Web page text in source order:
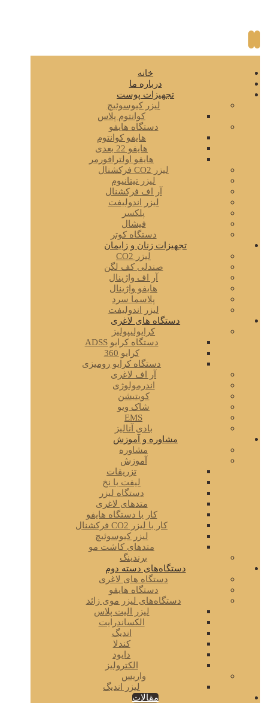
خانه
درباره ما
تجهیزات پوست
لیزر کیوسوئیچ
کوانتوم پلاس
دستگاه هایفو
هایفو کوانتوم
هایفو 22 بعدی
هایفو اولترافورمر
لیزر CO2 فرکشنال
لیزر تیتانیوم
آر اف فرکشنال
لیزر اندولیفت
پلکسر
فیشال
دستگاه کوتر
تجهیزات زنان و زایمان
لیزر CO2
صندلی کف لگن
آر اف واژینال
هایفو واژینال
پلاسما سرد
لیزر اندولیفت
دستگاه های لاغری
کرایولیپولیز
دستگاه کرایو ADSS
کرایو 360
دستگاه کرایو رومیزی
آر اف لاغری
اندرمولوژی
کویتیشن
شاک ویو
EMS
بادی آنالیز
مشاوره و آموزش
مشاوره
آموزش
تزریقات
لیفت با نخ
دستگاه لیزر
متدهای لاغری
کار با دستگاه هایفو
کار با لیزر CO2 فرکشنال
لیزر کیوسوئیچ
متدهای کاشت مو
برندینگ
دستگاه‌های دسته دوم
دستگاه های لاغری
دستگاه هایفو
دستگاه‌های لیزر موی زائد
لیزر الیت پلاس
الکساندرایت
اندیگ
کندلا
دایود
الکترولیز
واریس
لیزر اندیگ
مقالات